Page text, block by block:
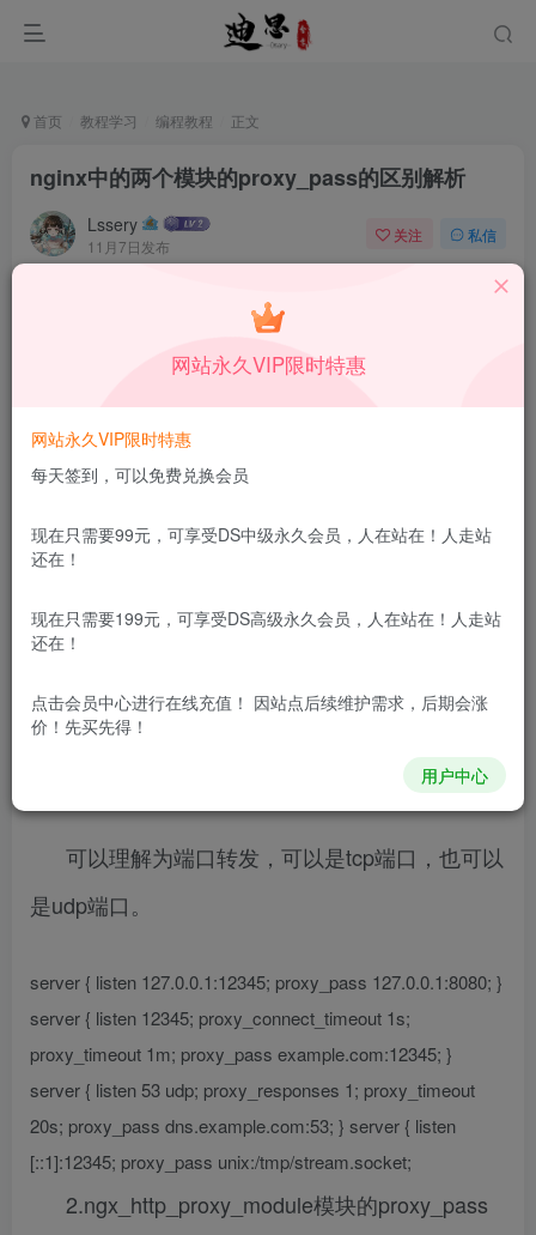
首页 教程学习 编程教程 正文
nginx中的两个模块的proxy_pass的区别解析
Lssery
11月7日发布
关注 私信
本站所有内容来自互联网收集，仅供学习和交流，请勿用于商业
用途。如有侵权、不妥之处，请第一时间联系我们删除！
免费资源网 – https://freexyz.cn/
proxy_pass指令
只能在server段使用使用, 只需要提供域名或ip
可以理解为端口转发，可以是tcp端口，也可以
是udp端口。
server { listen 127.0.0.1:12345; proxy_pass 127.0.0.1:8080; }
server { listen 12345; proxy_connect_timeout 1s;
proxy_timeout 1m; proxy_pass example.com:12345; }
server { listen 53 udp; proxy_responses 1; proxy_timeout
20s; proxy_pass dns.example.com:53; } server { listen
[::1]:12345; proxy_pass unix:/tmp/stream.socket;
2.ngx_http_proxy_module模块的proxy_pass
网站永久VIP限时特惠
网站永久VIP限时特惠
每天签到，可以免费兑换会员
现在只需要99元，可享受DS中级永久会员，人在站在！人走站
还在！
现在只需要199元，可享受DS高级永久会员，人在站在！人走站
还在！
点击会员中心进行在线充值！ 因站点后续维护需求，后期会涨
价！先买先得！
用户中心